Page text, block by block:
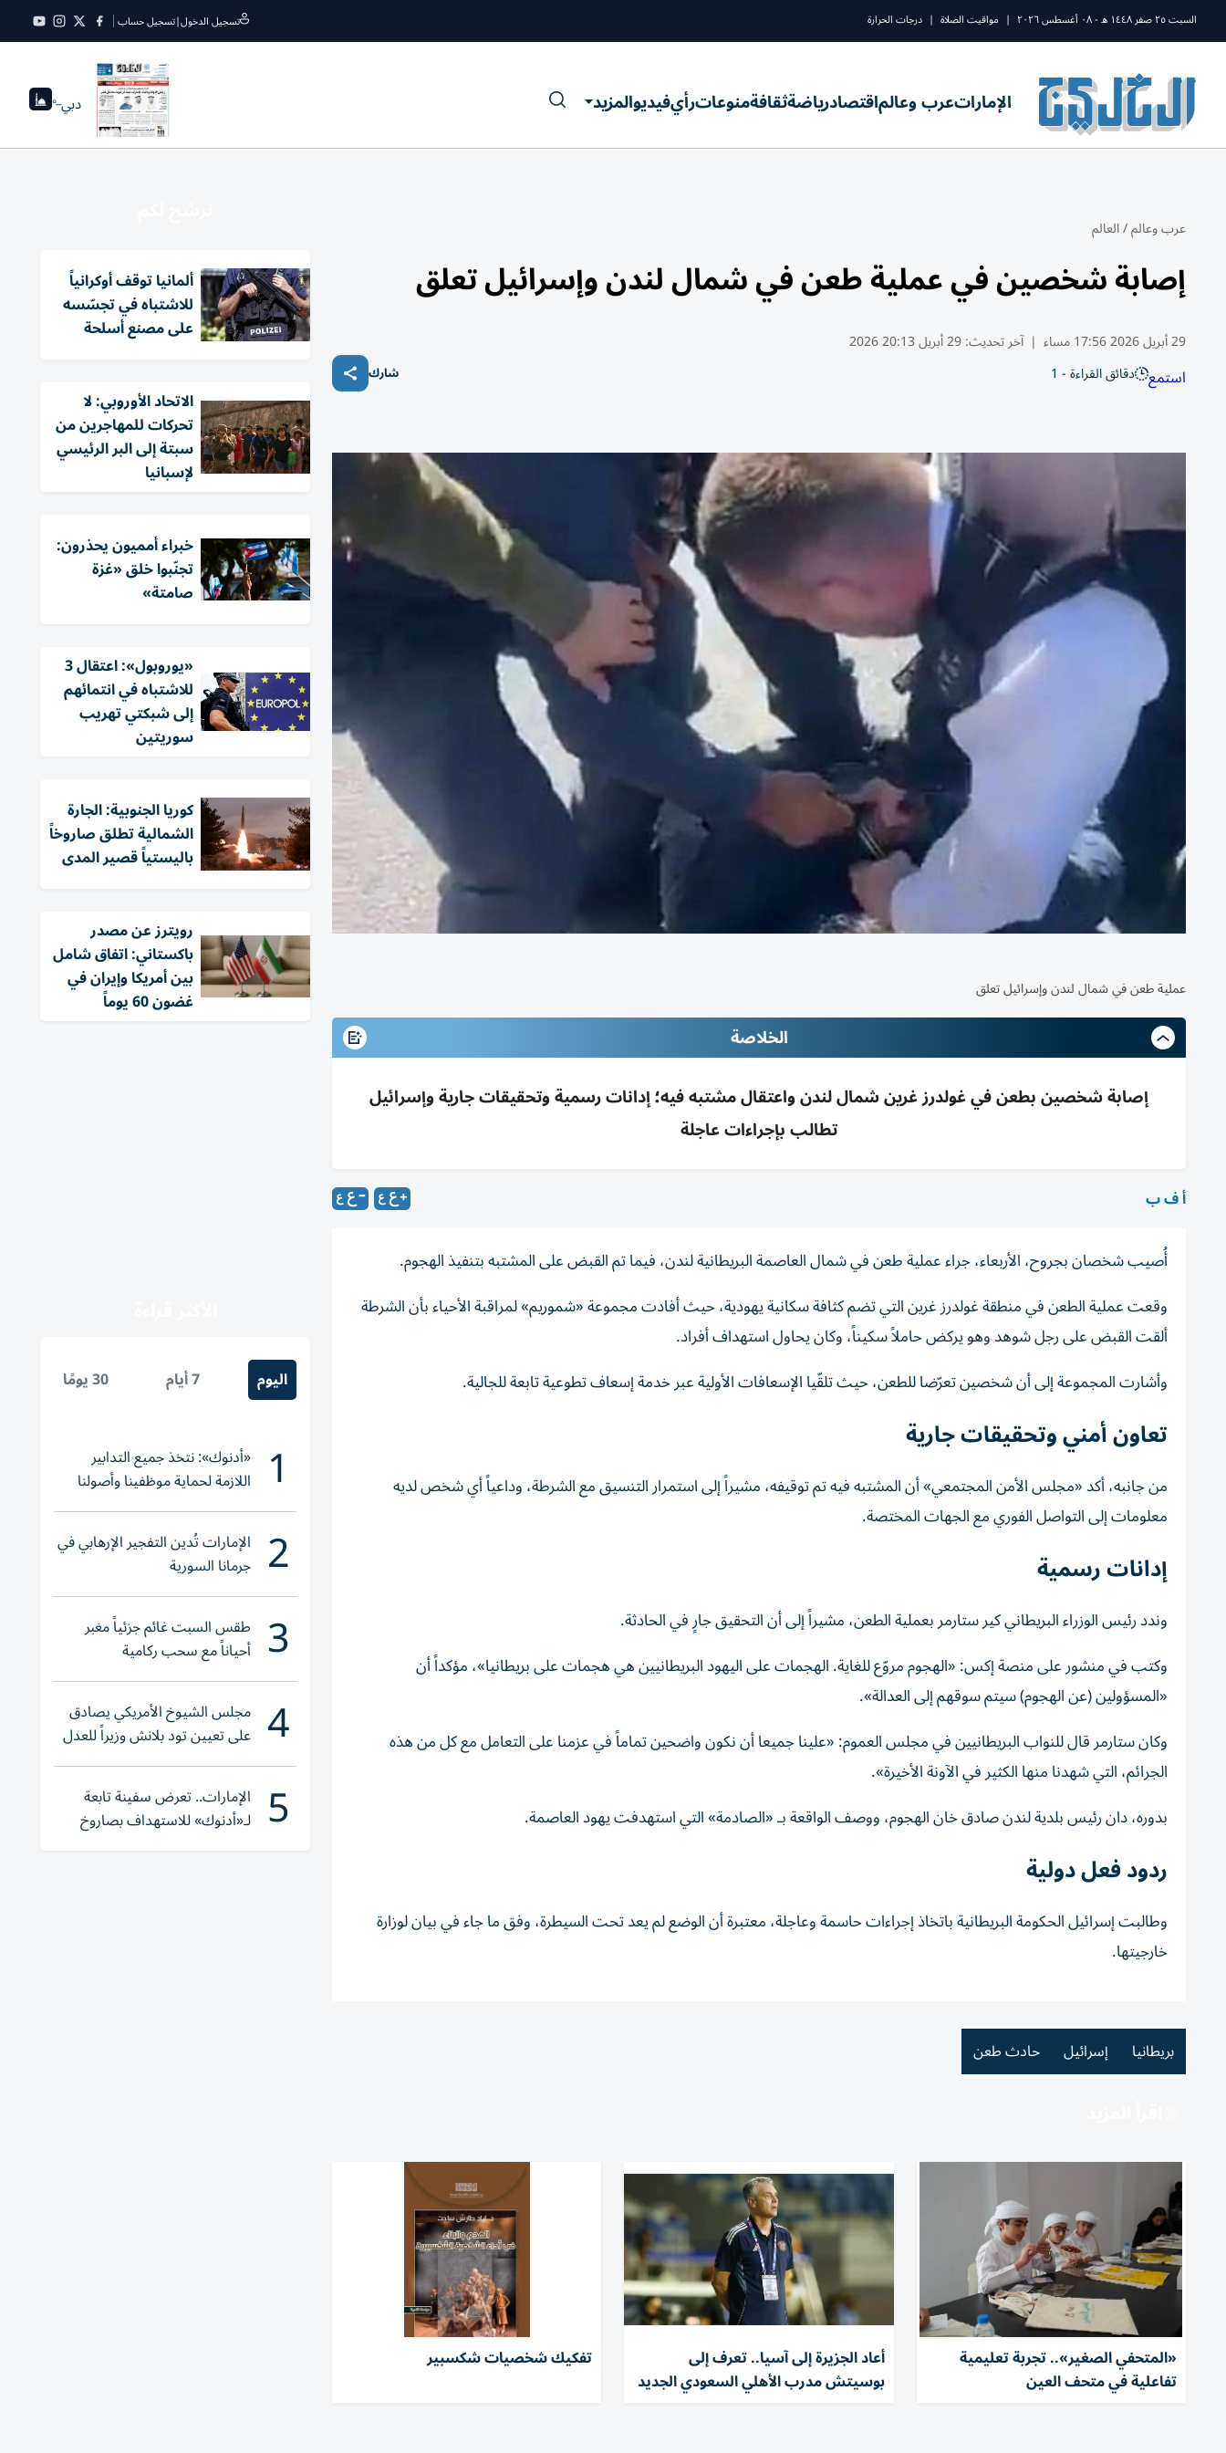
السبت ٢٥ صفر ١٤٤٨ ه - ٠٨ أغسطس ٢٠٢٦ | مواقيت الصلاة | درجات الحرارة تسجيل الدخول|تسجيل حساب
الإماراتعرب وعالماقتصادرياضةثقافةمنوعاترأيفيديوالمزيد دبي--°
عرب وعالم/العالم
إصابة شخصين في عملية طعن في شمال لندن وإسرائيل تعلق
29 أبريل 2026 17:56 مساء | آخر تحديث:29 أبريل 20:13 2026
استمع دقائق القراءة - 1 شارك
عملية طعن في شمال لندن وإسرائيل تعلق
الخلاصة
إصابة شخصين بطعن في غولدرز غرين شمال لندن واعتقال مشتبه فيه؛ إدانات رسمية وتحقيقات جارية وإسرائيل
تطالب بإجراءات عاجلة
أ ف ب
أُصيب شخصان بجروح، الأربعاء، جراء عملية طعن في شمال العاصمة البريطانية لندن، فيما تم القبض على المشتبه بتنفيذ الهجوم.
وقعت عملية الطعن في منطقة غولدرز غرين التي تضم كثافة سكانية يهودية، حيث أفادت مجموعة «شموريم» لمراقبة الأحياء بأن الشرطة
ألقت القبض على رجل شوهد وهو يركض حاملاً سكيناً، وكان يحاول استهداف أفراد.
وأشارت المجموعة إلى أن شخصين تعرّضا للطعن، حيث تلقّيا الإسعافات الأولية عبر خدمة إسعاف تطوعية تابعة للجالية.
تعاون أمني وتحقيقات جارية
من جانبه، أكد «مجلس الأمن المجتمعي» أن المشتبه فيه تم توقيفه، مشيراً إلى استمرار التنسيق مع الشرطة، وداعياً أي شخص لديه
معلومات إلى التواصل الفوري مع الجهات المختصة.
إدانات رسمية
وندد رئيس الوزراء البريطاني كير ستارمر بعملية الطعن، مشيراً إلى أن التحقيق جارٍ في الحادثة.
وكتب في منشور على منصة إكس: «الهجوم مروّع للغاية. الهجمات على اليهود البريطانيين هي هجمات على بريطانيا»، مؤكداً أن
«المسؤولين (عن الهجوم) سيتم سوقهم إلى العدالة».
وكان ستارمر قال للنواب البريطانيين في مجلس العموم: «علينا جميعا أن نكون واضحين تماماً في عزمنا على التعامل مع كل من هذه
الجرائم، التي شهدنا منها الكثير في الآونة الأخيرة».
بدوره، دان رئيس بلدية لندن صادق خان الهجوم، ووصف الواقعة بـ «الصادمة» التي استهدفت يهود العاصمة.
ردود فعل دولية
وطالبت إسرائيل الحكومة البريطانية باتخاذ إجراءات حاسمة وعاجلة، معتبرة أن الوضع لم يعد تحت السيطرة، وفق ما جاء في بيان لوزارة
خارجيتها.
بريطانيا إسرائيل حادث طعن
«المتحفي الصغير».. تجربة تعليمية
تفاعلية في متحف العين
أعاد الجزيرة إلى آسيا.. تعرف إلى
بوسيتش مدرب الأهلي السعودي الجديد
تفكيك شخصيات شكسبير
ألمانيا توقف أوكرانياً
للاشتباه في تجسّسه
على مصنع أسلحة
الاتحاد الأوروبي: لا
تحركات للمهاجرين من
سبتة إلى البر الرئيسي
لإسبانيا
خبراء أمميون يحذرون:
تجنّبوا خلق «غزة
صامتة»
«يوروبول»: اعتقال 3
للاشتباه في انتمائهم
إلى شبكتي تهريب
سوريتين
كوريا الجنوبية: الجارة
الشمالية تطلق صاروخاً
باليستياً قصير المدى
‏رويترز عن مصدر
باكستاني: اتفاق شامل
بين أمريكا وإيران في
غضون 60 يوماً
اليوم 7 أيام 30 يومًا
1 «أدنوك»: نتخذ جميع التدابير
اللازمة لحماية موظفينا وأصولنا
وعملياتنا
2 الإمارات تُدين التفجير الإرهابي في
جرمانا السورية
3 طقس السبت غائم جزئياً مغبر
أحياناً مع سحب ركامية
4 مجلس الشيوخ الأمريكي يصادق
على تعيين تود بلانش وزيراً للعدل
5 الإمارات.. تعرض سفينة تابعة
لـ«أدنوك» للاستهداف بصاروخ